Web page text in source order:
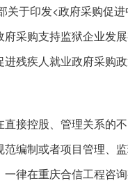
关于印发<政府采购促
府采购支持监狱企业发
进残疾人就业政府采购
直接控股、管理关系的
范编制或者项目管理、
一律在重庆合信工程咨